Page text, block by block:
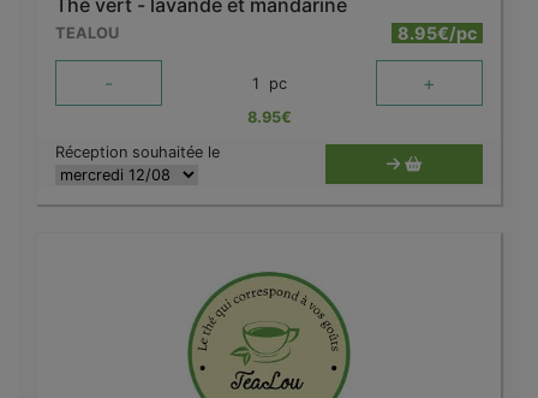
Thé vert - lavande et mandarine
TEALOU 8.95€/pc
- 1 pc +
8.95€
Réception souhaitée le